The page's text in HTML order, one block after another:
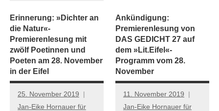
Erinnerung: »Dichter an
die Natur«-
Premierenlesung mit
zwölf Poetinnen und
Poeten am 28. November
in der Eifel
25. November 2019
Jan-Eike Hornauer für
Ankündigung:
Premierenlesung von
DAS GEDICHT 27 auf
dem »Lit.Eifel«-
Programm vom 28.
November
11. November 2019
Jan-Eike Hornauer für